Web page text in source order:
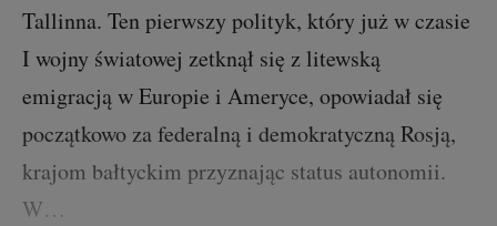
Tallinna. Ten pierwszy polityk, który już w czasie
I wojny światowej zetknął się z litewską
emigracją w Europie i Ameryce, opowiadał się
początkowo za federalną i demokratyczną Rosją,
krajom bałtyckim przyznając status autonomii.
W…